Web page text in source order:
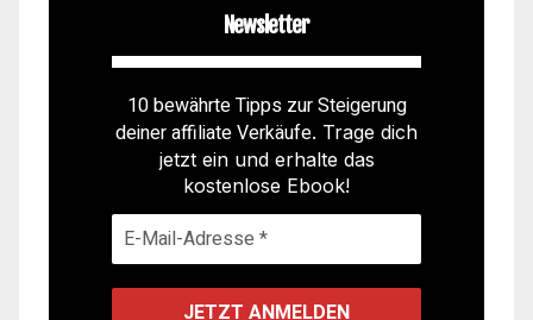
Newsletter
10 bewährte Tipps zur Steigerung
deiner affiliate Verkäufe. Trage dich
jetzt ein und erhalte das
kostenlose Ebook!